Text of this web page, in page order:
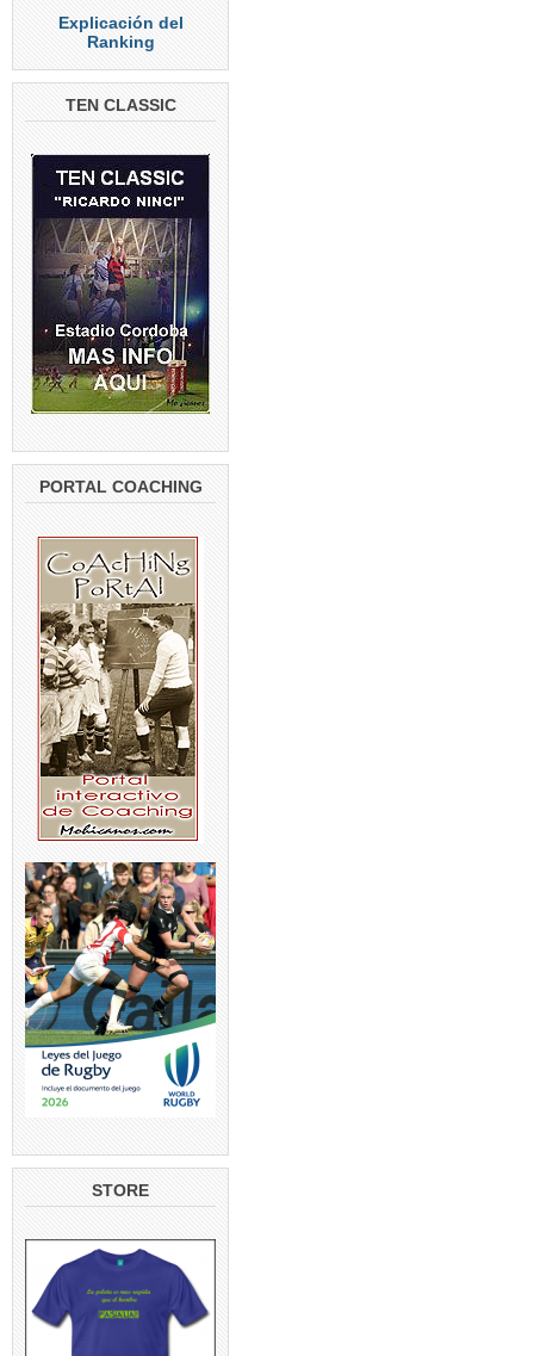
Explicación del
Ranking
TEN CLASSIC
PORTAL COACHING
STORE